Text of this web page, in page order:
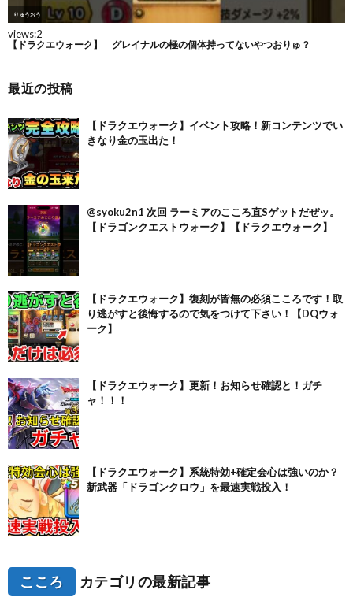
最近の投稿
【ドラクエウォーク】イベント攻略！新コンテンツでい
きなり金の玉出た！
@syoku2n1 次回 ラーミアのこころ直Sゲットだぜッ。
【ドラゴンクエストウォーク】【ドラクエウォーク】
【ドラクエウォーク】復刻が皆無の必須こころです！取
り逃がすと後悔するので気をつけて下さい！【DQウォ
ーク】
【ドラクエウォーク】更新！お知らせ確認と！ガチ
ャ！！！
【ドラクエウォーク】系統特効+確定会心は強いのか？
新武器「ドラゴンクロウ」を最速実戦投入！
こころ カテゴリの最新記事